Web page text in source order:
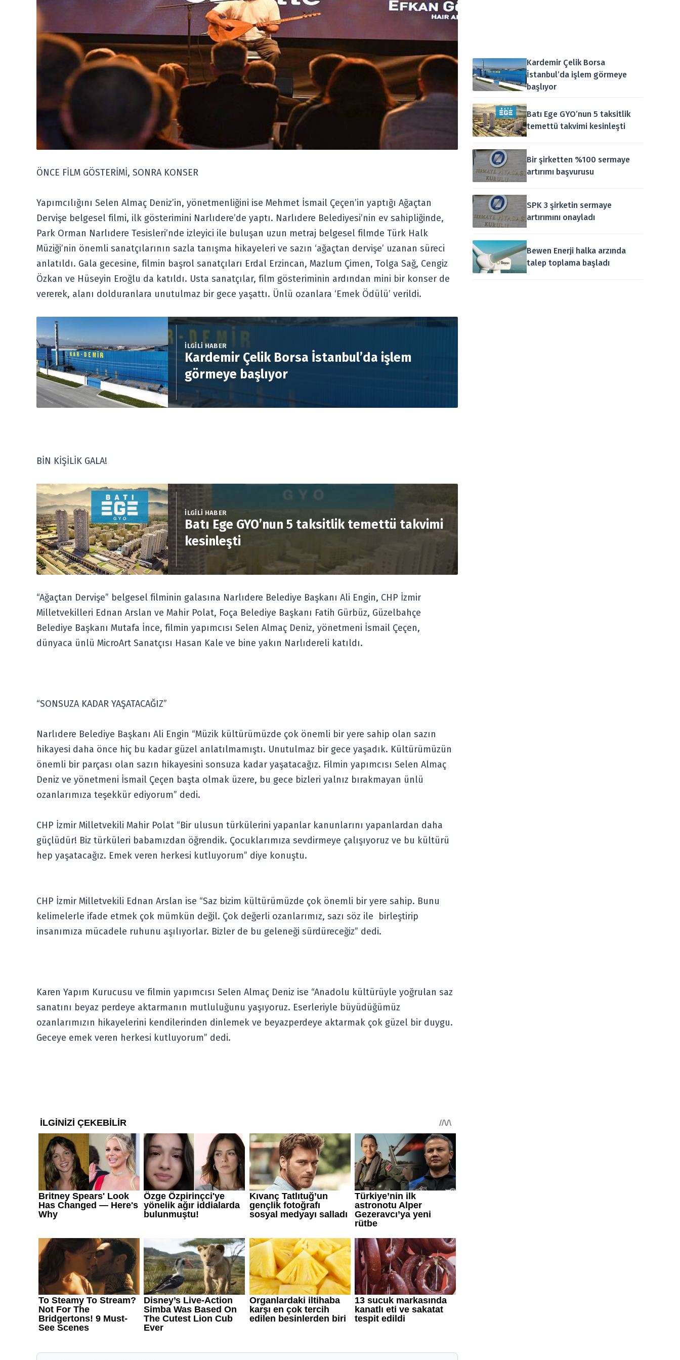
ÖNCE FİLM GÖSTERİMİ, SONRA KONSER
Yapımcılığını Selen Almaç Deniz’in, yönetmenliğini ise Mehmet İsmail Çeçen’in yaptığı Ağaçtan
Dervişe belgesel filmi, ilk gösterimini Narlıdere’de yaptı. Narlıdere Belediyesi’nin ev sahipliğinde,
Park Orman Narlıdere Tesisleri’nde izleyici ile buluşan uzun metraj belgesel filmde Türk Halk
Müziği’nin önemli sanatçılarının sazla tanışma hikayeleri ve sazın ‘ağaçtan dervişe’ uzanan süreci
anlatıldı. Gala gecesine, filmin başrol sanatçıları Erdal Erzincan, Mazlum Çimen, Tolga Sağ, Cengiz
Özkan ve Hüseyin Eroğlu da katıldı. Usta sanatçılar, film gösteriminin ardından mini bir konser de
vererek, alanı dolduranlara unutulmaz bir gece yaşattı. Ünlü ozanlara ‘Emek Ödülü’ verildi.
İLGİLİ HABER
Kardemir Çelik Borsa İstanbul’da işlem
görmeye başlıyor
BİN KİŞİLİK GALA!
İLGİLİ HABER
Batı Ege GYO’nun 5 taksitlik temettü takvimi
kesinleşti
“Ağaçtan Dervişe” belgesel filminin galasına Narlıdere Belediye Başkanı Ali Engin, CHP İzmir
Milletvekilleri Ednan Arslan ve Mahir Polat, Foça Belediye Başkanı Fatih Gürbüz, Güzelbahçe
Belediye Başkanı Mutafa İnce, filmin yapımcısı Selen Almaç Deniz, yönetmeni İsmail Çeçen,
dünyaca ünlü MicroArt Sanatçısı Hasan Kale ve bine yakın Narlıdereli katıldı.
“SONSUZA KADAR YAŞATACAĞIZ”
Narlıdere Belediye Başkanı Ali Engin “Müzik kültürümüzde çok önemli bir yere sahip olan sazın
hikayesi daha önce hiç bu kadar güzel anlatılmamıştı. Unutulmaz bir gece yaşadık. Kültürümüzün
önemli bir parçası olan sazın hikayesini sonsuza kadar yaşatacağız. Filmin yapımcısı Selen Almaç
Deniz ve yönetmeni İsmail Çeçen başta olmak üzere, bu gece bizleri yalnız bırakmayan ünlü
ozanlarımıza teşekkür ediyorum” dedi.
CHP İzmir Milletvekili Mahir Polat “Bir ulusun türkülerini yapanlar kanunlarını yapanlardan daha
güçlüdür! Biz türküleri babamızdan öğrendik. Çocuklarımıza sevdirmeye çalışıyoruz ve bu kültürü
hep yaşatacağız. Emek veren herkesi kutluyorum” diye konuştu.
CHP İzmir Milletvekili Ednan Arslan ise “Saz bizim kültürümüzde çok önemli bir yere sahip. Bunu
kelimelerle ifade etmek çok mümkün değil. Çok değerli ozanlarımız, sazı söz ile birleştirip
insanımıza mücadele ruhunu aşılıyorlar. Bizler de bu geleneği sürdüreceğiz” dedi.
Karen Yapım Kurucusu ve filmin yapımcısı Selen Almaç Deniz ise “Anadolu kültürüyle yoğrulan saz
sanatını beyaz perdeye aktarmanın mutluluğunu yaşıyoruz. Eserleriyle büyüdüğümüz
ozanlarımızın hikayelerini kendilerinden dinlemek ve beyazperdeye aktarmak çok güzel bir duygu.
Geceye emek veren herkesi kutluyorum” dedi.
Kardemir Çelik Borsa
İstanbul’da işlem görmeye
başlıyor
Batı Ege GYO’nun 5 taksitlik
temettü takvimi kesinleşti
Bir şirketten %100 sermaye
artırımı başvurusu
SPK 3 şirketin sermaye
artırımını onayladı
Bewen Enerji halka arzında
talep toplama başladı